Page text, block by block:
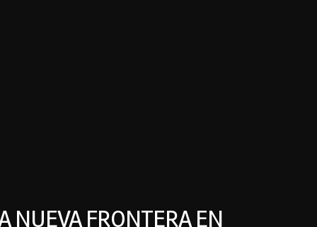
NUEVA FRONTERA EN